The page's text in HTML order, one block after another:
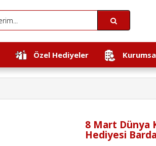
Özel Hediyeler
8 Mart Dünya
Hediyesi